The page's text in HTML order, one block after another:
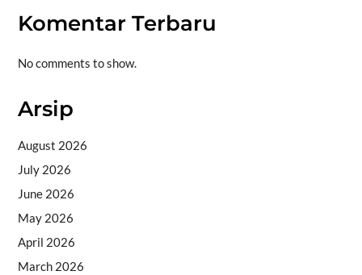
Komentar Terbaru
No comments to show.
Arsip
August 2026
July 2026
June 2026
May 2026
April 2026
March 2026